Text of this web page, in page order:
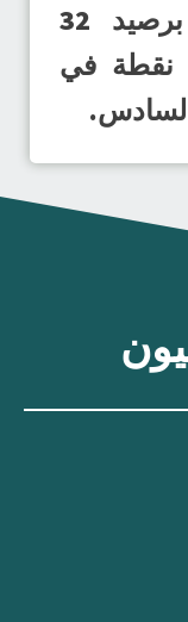
الترتيب العام للدوري برصيد 32
نقطة، ويمتلك النور 22 نقطة في